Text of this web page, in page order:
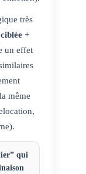
très
+
un effet
même
qui